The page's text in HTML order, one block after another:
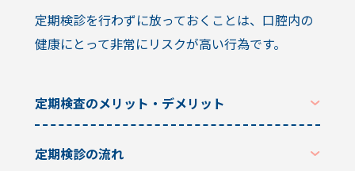
矯正歯科治療
ホワイトニング
歯周病治療
小児歯科治療
インプラント治療
ご予約・お問い合わせ
050-1808-7014
定期検診を行わずに放っておくことは、口腔内の
健康にとって非常にリスクが高い行為です。
定期検査のメリット・デメリット
定期検診の流れ